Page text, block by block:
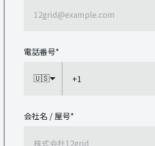
電話番号*
🇺🇸
会社名 / 屋号*